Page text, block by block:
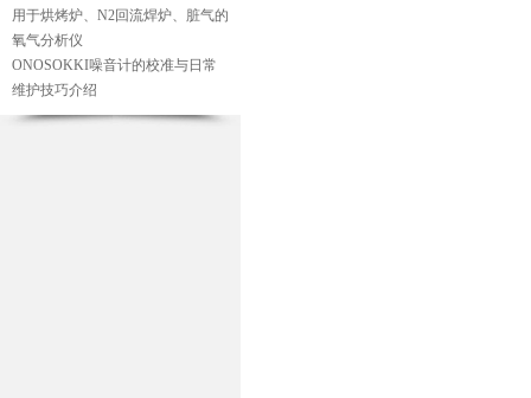
用于烘烤炉、N2回流焊炉、脏气的
氧气分析仪
ONOSOKKI噪音计的校准与日常
维护技巧介绍